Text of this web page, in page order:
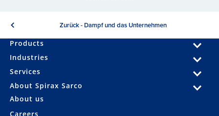
Zurück - Dampf und das Unternehmen
Products
Industries
Services
About Spirax Sarco
About us
Careers